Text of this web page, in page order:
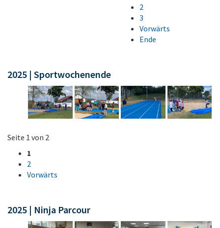
2
3
Vorwärts
Ende
2025 | Sportwochenende
Seite 1 von 2
1
2
Vorwärts
2025 | Ninja Parcour